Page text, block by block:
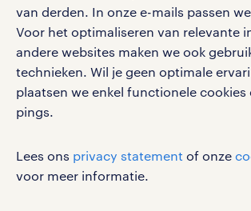
van derden. In onze e-mails passen
Voor het optimaliseren van relevante
andere websites maken we ook
technieken. Wil je geen optimale
plaatsen we enkel functionele cookies
pings.
Lees ons privacy statement of onze
voor meer informatie.
werken bij randstad
gebruikersvoorwaarden
privacystatement
cookies